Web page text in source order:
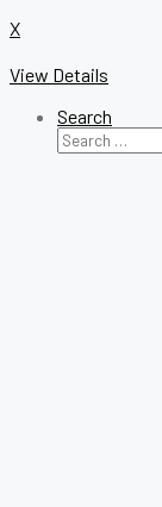
X
View Details
Search
Search
for: